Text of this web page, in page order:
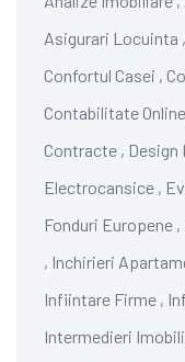
Asigurari Locuinta ,
Confortul Casei ,
Contabilitate Online
Contracte , Design
Electrocansice ,
Fonduri Europene ,
, Inchirieri
Infiintare Firme ,
Intermedieri